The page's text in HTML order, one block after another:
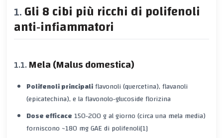
Gli 8 cibi più ricchi di polifenoli
anti‑infiammatori
Mela (Malus domestica)
Polifenoli principaliflavonoli (quercetina), flavanoli
(epicatechina), e la flavonolo‑glucosideflorizina
Dose efficace 150‑200 g al giorno (circa una mela media)
forniscono ~180 mg GAE di polifenoli[1]